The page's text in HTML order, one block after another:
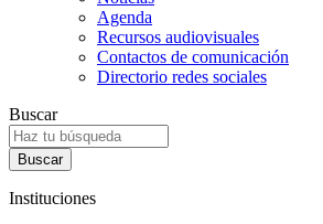
Agenda
Recursos audiovisuales
Contactos de comunicación
Directorio redes sociales
Buscar
Instituciones